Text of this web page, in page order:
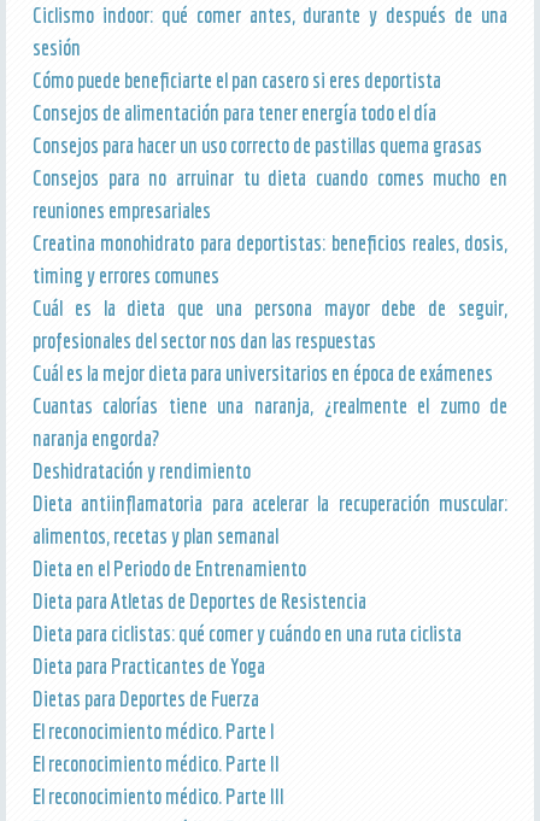
Ciclismo indoor: qué comer antes, durante y después de una
sesión
Cómo puede beneficiarte el pan casero si eres deportista
Consejos de alimentación para tener energía todo el día
Consejos para hacer un uso correcto de pastillas quema grasas
Consejos para no arruinar tu dieta cuando comes mucho en
reuniones empresariales
Creatina monohidrato para deportistas: beneficios reales, dosis,
timing y errores comunes
Cuál es la dieta que una persona mayor debe de seguir,
profesionales del sector nos dan las respuestas
Cuál es la mejor dieta para universitarios en época de exámenes
Cuantas calorías tiene una naranja, ¿realmente el zumo de
naranja engorda?
Deshidratación y rendimiento
Dieta antiinflamatoria para acelerar la recuperación muscular:
alimentos, recetas y plan semanal
Dieta en el Periodo de Entrenamiento
Dieta para Atletas de Deportes de Resistencia
Dieta para ciclistas: qué comer y cuándo en una ruta ciclista
Dieta para Practicantes de Yoga
Dietas para Deportes de Fuerza
El reconocimiento médico. Parte I
El reconocimiento médico. Parte II
El reconocimiento médico. Parte III